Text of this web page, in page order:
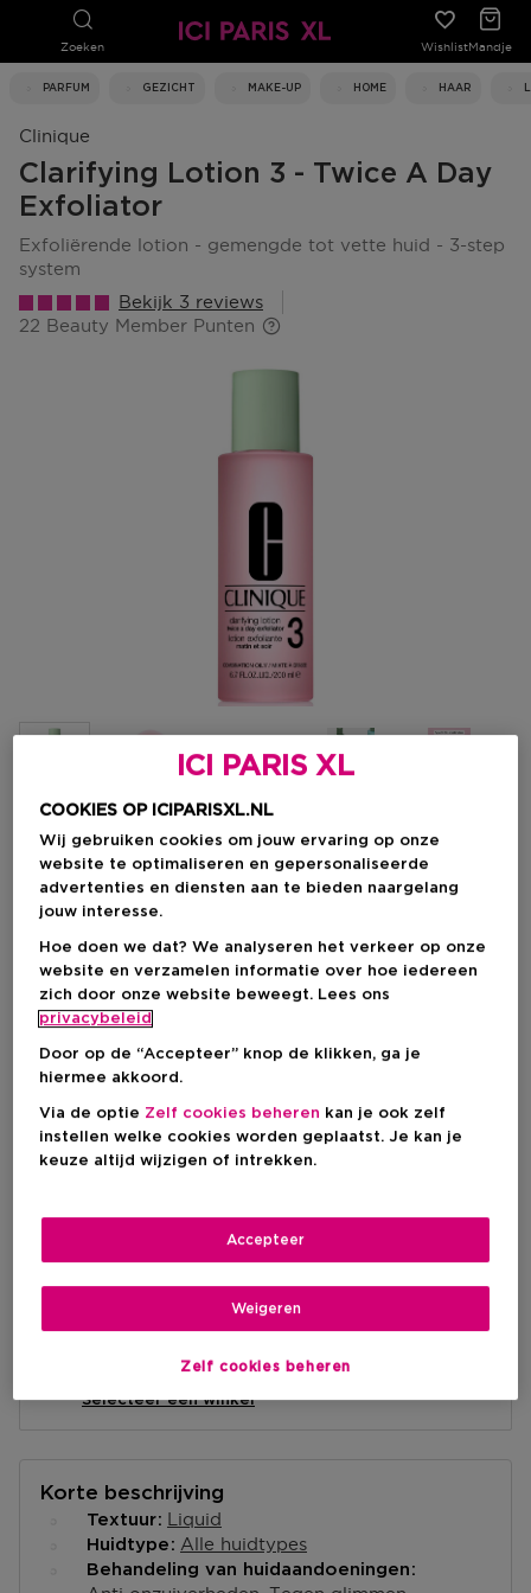
Zoeken WishlistMandje
PARFUM GEZICHT MAKE-UP HOME HAAR
Clinique
Clarifying Lotion 3 - Twice A Day
Exfoliator
exfoliërende lotion - gemengde tot vette huid - 3-step
system
Bekijk 3 reviews
22 Beauty Member Punten
Kies je formaat
200 ML Op voorraad
200 ML
Kortingsprijs
€ 22,50
Productprijs
€ 30,00
400 ML
Kortingsprijs
€ 36,75
Productprijs
€ 49,00
Kortingsprijs
€ 22,50
IN WINKELMANDJE
Levering aan huis
Selecteer een winkel
Korte beschrijving
Textuur Liquid
Huidtype Alle huidtypes
Behandeling van huidaandoeningen
ICI PARIS XL
COOKIES OP ICIPARISXL.NL
Wij gebruiken cookies om jouw ervaring op onze
website te optimaliseren en gepersonaliseerde
advertenties en diensten aan te bieden naargelang
jouw interesse.
Hoe doen we dat? We analyseren het verkeer op onze
website en verzamelen informatie over hoe iedereen
zich door onze website beweegt. Lees ons
privacybeleid
Door op de “Accepteer” knop de klikken, ga je
hiermee akkoord.
Via de optie Zelf cookies beheren kan je ook zelf
instellen welke cookies worden geplaatst. Je kan je
keuze altijd wijzigen of intrekken.
Zelf cookies beheren
Weigeren
Accepteer